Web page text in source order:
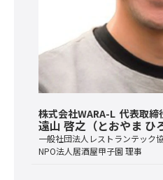
株式会社WARA-L 代表取締
遠山 啓之（とおやま ひ
一般社団法人レストランテック
NPO法人居酒屋甲子園 理事